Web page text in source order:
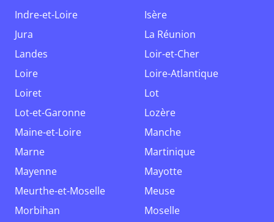
Indre-et-Loire
Isère
Jura
La Réunion
Landes
Loir-et-Cher
Loire
Loire-Atlantique
Loiret
Lot
Lot-et-Garonne
Lozère
Maine-et-Loire
Manche
Marne
Martinique
Mayenne
Mayotte
Meurthe-et-Moselle
Meuse
Morbihan
Moselle